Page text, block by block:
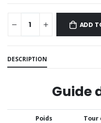
ADD
DESCRIPTION
Guide
Poids
Tour